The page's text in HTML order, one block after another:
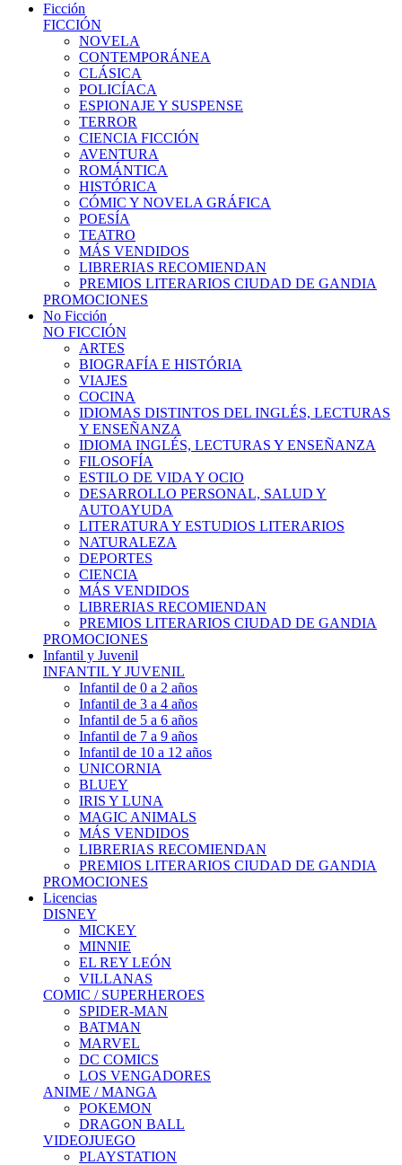
Ficción
FICCIÓN
NOVELA
CONTEMPORÁNEA
CLÁSICA
POLICÍACA
ESPIONAJE Y SUSPENSE
TERROR
CIENCIA FICCIÓN
AVENTURA
ROMÁNTICA
HISTÓRICA
CÓMIC Y NOVELA GRÁFICA
POESÍA
TEATRO
MÁS VENDIDOS
LIBRERIAS RECOMIENDAN
PREMIOS LITERARIOS CIUDAD DE GANDIA
PROMOCIONES
No Ficción
NO FICCIÓN
ARTES
BIOGRAFÍA E HISTÓRIA
VIAJES
COCINA
IDIOMAS DISTINTOS DEL INGLÉS, LECTURAS
Y ENSEÑANZA
IDIOMA INGLÉS, LECTURAS Y ENSEÑANZA
FILOSOFÍA
ESTILO DE VIDA Y OCIO
DESARROLLO PERSONAL, SALUD Y
AUTOAYUDA
LITERATURA Y ESTUDIOS LITERARIOS
NATURALEZA
DEPORTES
CIENCIA
MÁS VENDIDOS
LIBRERIAS RECOMIENDAN
PREMIOS LITERARIOS CIUDAD DE GANDIA
PROMOCIONES
Infantil y Juvenil
INFANTIL Y JUVENIL
Infantil de 0 a 2 años
Infantil de 3 a 4 años
Infantil de 5 a 6 años
Infantil de 7 a 9 años
Infantil de 10 a 12 años
UNICORNIA
BLUEY
IRIS Y LUNA
MAGIC ANIMALS
MÁS VENDIDOS
LIBRERIAS RECOMIENDAN
PREMIOS LITERARIOS CIUDAD DE GANDIA
PROMOCIONES
Licencias
DISNEY
MICKEY
MINNIE
EL REY LEÓN
VILLANAS
COMIC / SUPERHEROES
SPIDER-MAN
BATMAN
MARVEL
DC COMICS
LOS VENGADORES
ANIME / MANGA
POKEMON
DRAGON BALL
VIDEOJUEGO
PLAYSTATION